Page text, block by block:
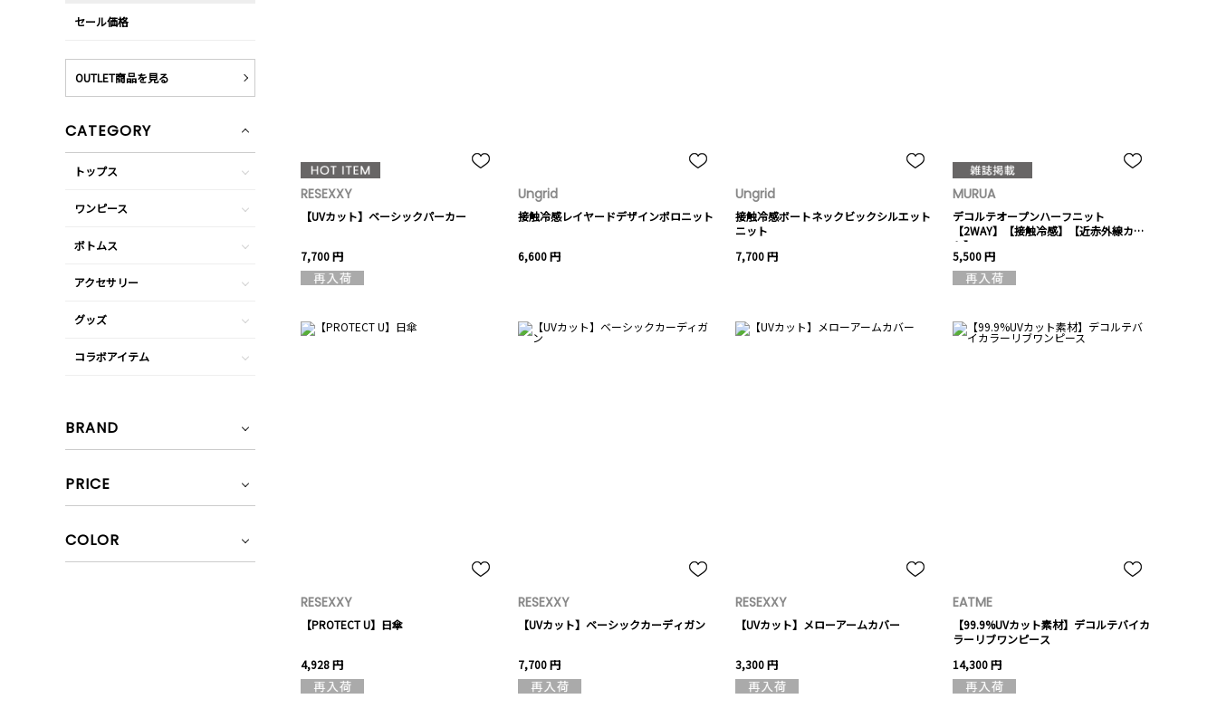
RESEXXY
【UVカット】ベーシックパーカー
7,700 円
Ungrid
接触冷感レイヤードデザインポロニット
6,600 円
Ungrid
接触冷感ボートネックビックシルエット
ニット
7,700 円
MURUA
デコルテオープンハーフニット
【2WAY】【接触冷感】【近赤外線カッ
ト】
5,500 円
RESEXXY
【PROTECT U】日傘
4,928 円
RESEXXY
【UVカット】ベーシックカーディガン
7,700 円
RESEXXY
【UVカット】メローアームカバー
3,300 円
EATME
【99.9%UVカット素材】デコルテバイカ
ラーリブワンピース
14,300 円
セール価格
OUTLET商品を見る
CATEGORY
トップス
ワンピース
ボトムス
アクセサリー
グッズ
コラボアイテム
BRAND
PRICE
COLOR